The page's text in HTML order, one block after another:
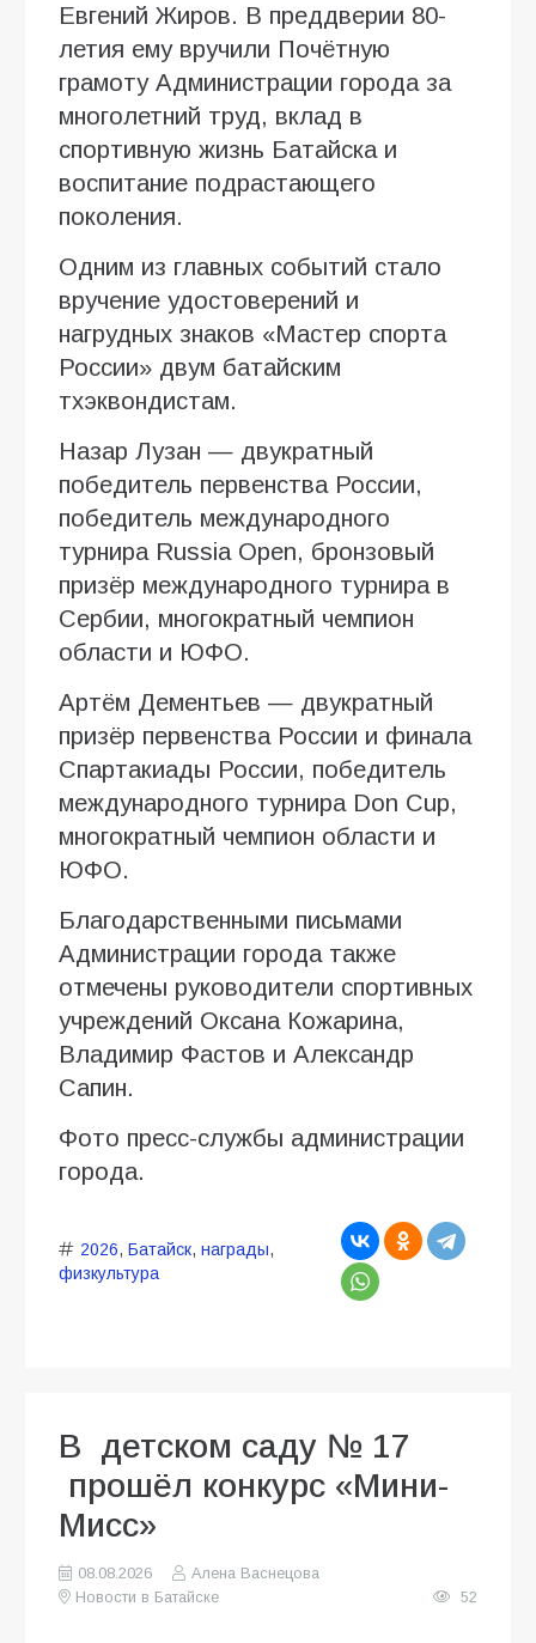
Евгений Жиров. В преддверии 80-
летия ему вручили Почётную
грамоту Администрации города за
многолетний труд, вклад в
спортивную жизнь Батайска и
воспитание подрастающего
поколения.
Одним из главных событий стало
вручение удостоверений и
нагрудных знаков «Мастер спорта
России» двум батайским
тхэквондистам.
Назар Лузан — двукратный
победитель первенства России,
победитель международного
турнира Russia Open, бронзовый
призёр международного турнира в
Сербии, многократный чемпион
области и ЮФО.
Артём Дементьев — двукратный
призёр первенства России и финала
Спартакиады России, победитель
международного турнира Don Cup,
многократный чемпион области и
ЮФО.
Благодарственными письмами
Администрации города также
отмечены руководители спортивных
учреждений Оксана Кожарина,
Владимир Фастов и Александр
Сапин.
Фото пресс-службы администрации
города.
2026, Батайск, награды,
физкультура
В детском саду № 17
прошёл конкурс «Мини-
Мисс»
08.08.2026
Алена Васнецова
Новости в Батайске
52